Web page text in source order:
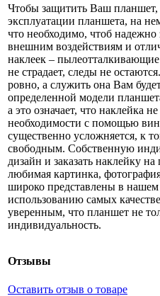
Чтобы защитить Ваш планшет,
эксплуатации планшета, на
что необходимо, чтоб
внешним воздействиям и
наклеек – пылеотталкивающие
не страдает, следы не
ровно, а служить она Вам
определенной модели
а это означает, что наклейка
необходимости с помощью
существенно усложняется, к
свободным. Собственную
дизайн и заказать наклейку
любимая картинка,
широко представлены в нашем
использованию самых
уверенным, что планшет не
индивидуальность.
Отзывы
Оставить отзыв о товаре